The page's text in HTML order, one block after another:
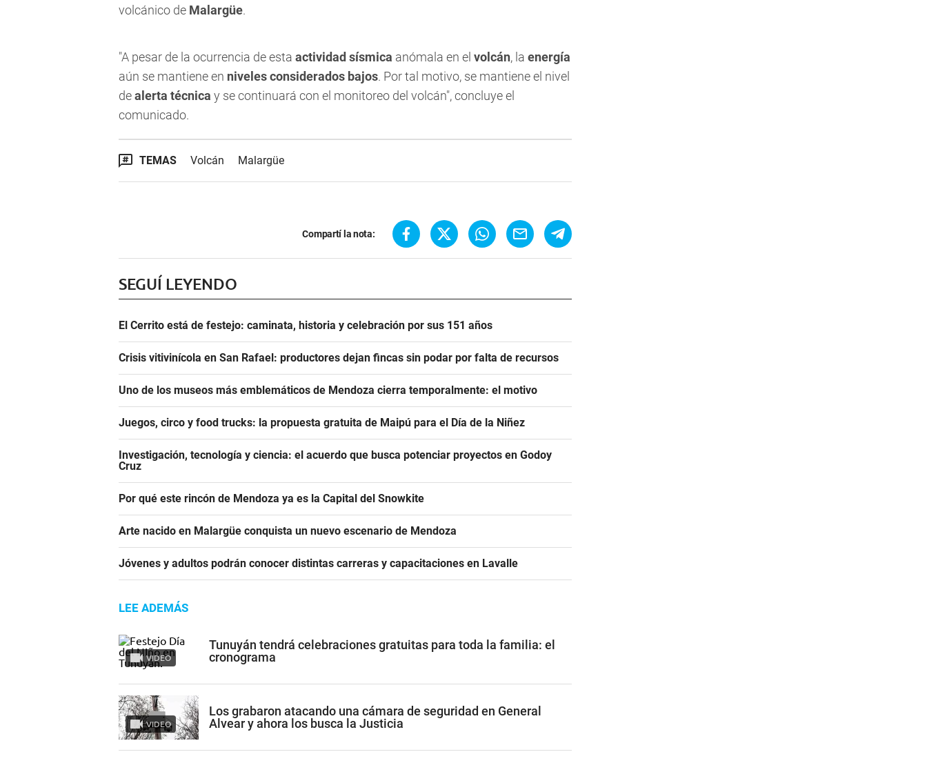
volcánico de Malargüe.
"A pesar de la ocurrencia de esta actividad sísmica anómala en el volcán, la energía
aún se mantiene en niveles considerados bajos. Por tal motivo, se mantiene el nivel
dealerta técnica y se continuará con el monitoreo del volcán", concluye el
comunicado.
TEMAS Volcán Malargüe
Compartí la nota:
SEGUÍ LEYENDO
El Cerrito está de festejo: caminata, historia y celebración por sus 151 años
Crisis vitivinícola en San Rafael: productores dejan fincas sin podar por falta de recursos
Uno de los museos más emblemáticos de Mendoza cierra temporalmente: el motivo
Juegos, circo y food trucks: la propuesta gratuita de Maipú para el Día de la Niñez
Investigación, tecnología y ciencia: el acuerdo que busca potenciar proyectos en Godoy
Cruz
Por qué este rincón de Mendoza ya es la Capital del Snowkite
Arte nacido en Malargüe conquista un nuevo escenario de Mendoza
Jóvenes y adultos podrán conocer distintas carreras y capacitaciones en Lavalle
LEE ADEMÁS
VIDEO
Tunuyán tendrá celebraciones gratuitas para toda la familia: el
cronograma
VIDEO
Los grabaron atacando una cámara de seguridad en General
Alvear y ahora los busca la Justicia